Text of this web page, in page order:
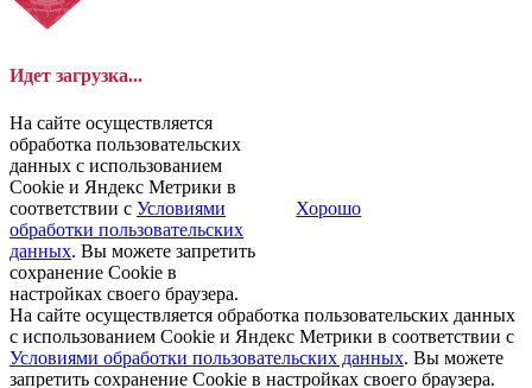
Идет загрузка...
На сайте осуществляется
обработка пользовательских
данных с использованием
Cookie и Яндекс Метрики в
соответствии с Условиями
обработки пользовательских
данных. Вы можете запретить
сохранение Cookie в
настройках своего браузера.
Хорошо
На сайте осуществляется обработка пользовательских данных
с использованием Cookie и Яндекс Метрики в соответствии с
Условиями обработки пользовательских данных. Вы можете
запретить сохранение Cookie в настройках своего браузера.